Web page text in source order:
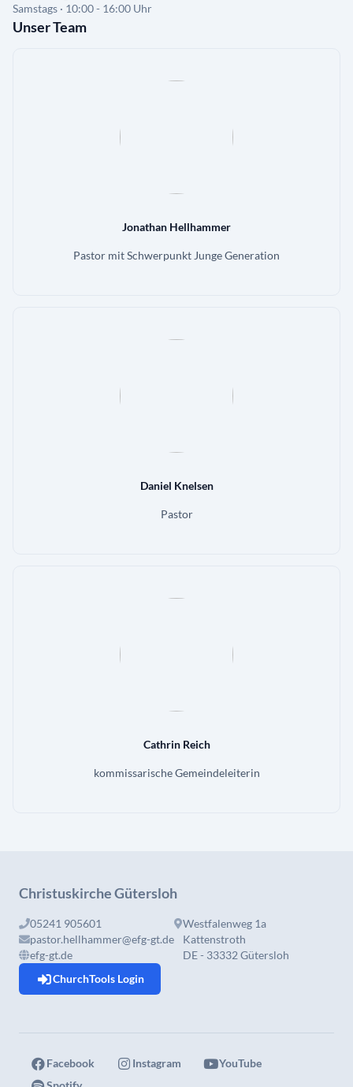
Samstags · 10:00 - 16:00 Uhr
Unser Team
Jonathan Hellhammer
Pastor mit Schwerpunkt Junge Generation
Daniel Knelsen
Pastor
Cathrin Reich
kommissarische Gemeindeleiterin
Christuskirche Gütersloh
05241 905601
pastor.hellhammer@efg-gt.de
efg-gt.de
Westfalenweg 1a
Kattenstroth
DE - 33332 Gütersloh
ChurchTools Login
Facebook Instagram
YouTube